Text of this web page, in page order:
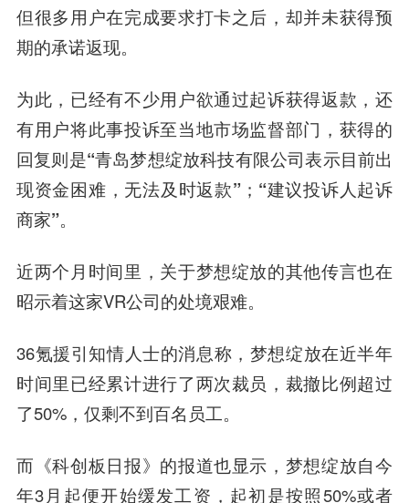
但很多用户在完成要求打卡之后，却并未获得预
期的承诺返现。
为此，已经有不少用户欲通过起诉获得返款，还
有用户将此事投诉至当地市场监督部门，获得的
回复则是“青岛梦想绽放科技有限公司表示目前出
现资金困难，无法及时返款”；“建议投诉人起诉
商家”。
近两个月时间里，关于梦想绽放的其他传言也在
昭示着这家VR公司的处境艰难。
36氪援引知情人士的消息称，梦想绽放在近半年
时间里已经累计进行了两次裁员，裁撤比例超过
了50%，仅剩不到百名员工。
而《科创板日报》的报道也显示，梦想绽放自今
年3月起便开始缓发工资，起初是按照50%或者